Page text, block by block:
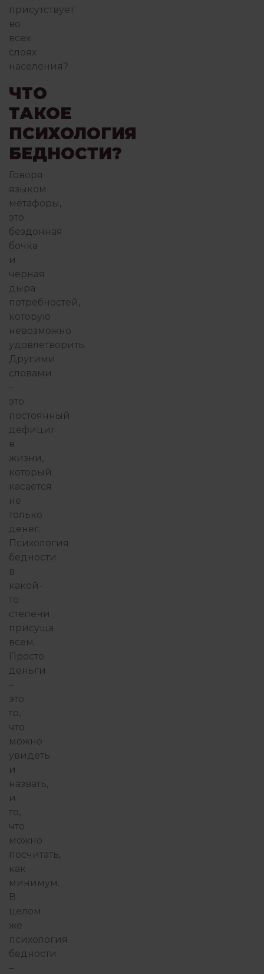
присутствует
во
всех
слоях
населения?
ЧТО
ТАКОЕ
ПСИХОЛОГИЯ
БЕДНОСТИ?
Говоря
языком
метафоры,
это
бездонная
бочка
и
черная
дыра
потребностей,
которую
невозможно
удовлетворить.
Другими
словами
–
это
постоянный
дефицит
в
жизни,
который
касается
не
только
денег.
Психология
бедности
в
какой-
то
степени
присуща
всем.
Просто
деньги
–
это
то,
что
можно
увидеть
и
назвать,
и
то,
что
можно
посчитать,
как
минимум.
В
целом
же
психология
бедности
–